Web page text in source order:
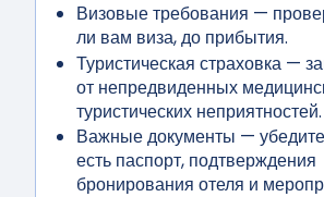
Визовые требования —
ли вам виза, до прибытия.
Туристическая страховка —
от непредвиденных
туристических неприятностей.
Важные документы —
есть паспорт, подтверждения
бронирования отеля и